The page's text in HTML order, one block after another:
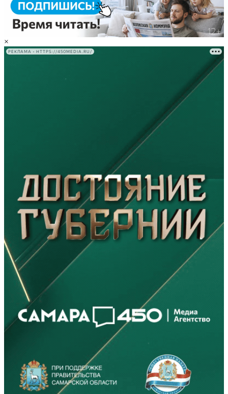
×
РЕКЛАМА • HTTPS://450MEDIA.RU/